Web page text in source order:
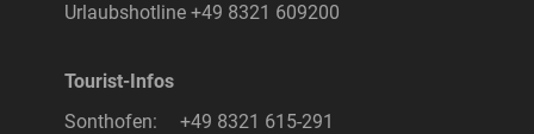
Urlaubshotline +49 8321 609200
Tourist-Infos
Sonthofen:
+49 8321 615-291